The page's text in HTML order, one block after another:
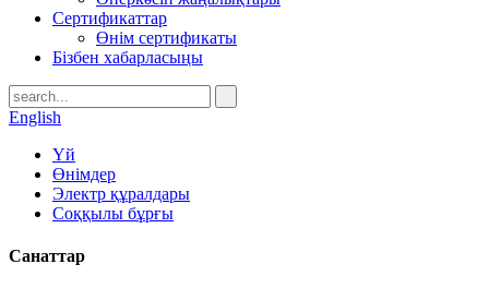
Сертификаттар
Өнім сертификаты
Бізбен хабарласыңы
English
Үй
Өнімдер
Электр құралдары
Соққылы бұрғы
Санаттар